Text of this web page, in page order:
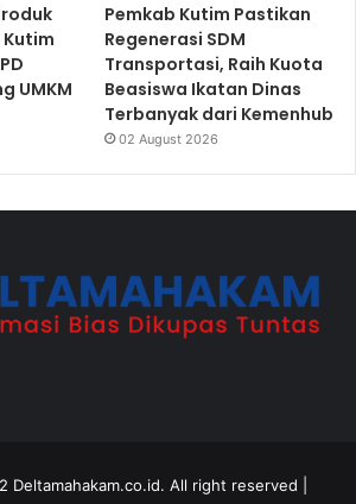
Kutim
UMKM
Pemkab Kutim Pastikan
Regenerasi SDM
Transportasi, Raih Kuota
Beasiswa Ikatan Dinas
Terbanyak dari Kemenhub
02 August 2026
Deltamahakam.co.id. All right reserved |